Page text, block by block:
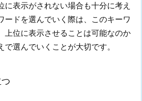
に表示がされない場合も十分に考え
ードを選んでいく際は、このキーワ
上位に表示させることは可能なのか
で選んでいくことが大切です。